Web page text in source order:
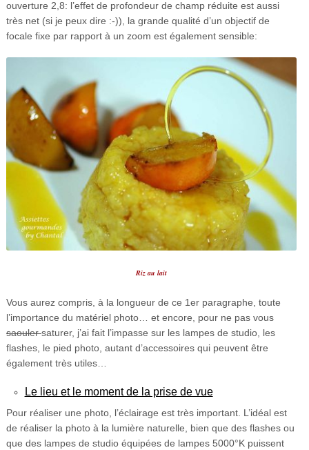
ouverture 2,8: l’effet de profondeur de champ réduite est aussi
très net (si je peux dire :-)), la grande qualité d’un objectif de
focale fixe par rapport à un zoom est également sensible:
Riz au lait
Vous aurez compris, à la longueur de ce 1er paragraphe, toute
l’importance du matériel photo… et encore, pour ne pas vous
saoulersaturer, j’ai fait l’impasse sur les lampes de studio, les
flashes, le pied photo, autant d’accessoires qui peuvent être
également très utiles…
Le lieu et le moment de la prise de vue
Pour réaliser une photo, l’éclairage est très important. L’idéal est
de réaliser la photo à la lumière naturelle, bien que des flashes ou
que des lampes de studio équipées de lampes 5000°K puissent